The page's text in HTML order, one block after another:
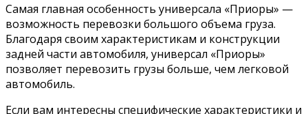
Самая главная особенность универсала «Приоры» —
возможность перевозки большого объема груза.
Благодаря своим характеристикам и конструкции
задней части автомобиля, универсал «Приоры»
позволяет перевозить грузы больше, чем легковой
автомобиль.
Если вам интересны специфические характеристики и